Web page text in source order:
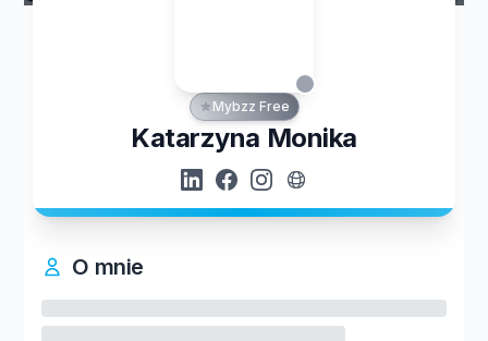
Mybzz Free
Katarzyna Monika
O mnie